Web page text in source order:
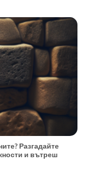
Разгадайте
и вътреш